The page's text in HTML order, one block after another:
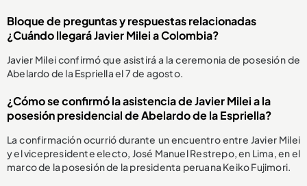
Bloque de preguntas y respuestas relacionadas
¿Cuándo llegará Javier Milei a Colombia?
Javier Milei confirmó que asistirá a la ceremonia de posesión de
Abelardo de la Espriella el 7 de agosto.
¿Cómo se confirmó la asistencia de Javier Milei a la
posesión presidencial de Abelardo de la Espriella?
La confirmación ocurrió durante un encuentro entre Javier Milei
y el vicepresidente electo, José Manuel Restrepo, en Lima, en el
marco de la posesión de la presidenta peruana Keiko Fujimori.